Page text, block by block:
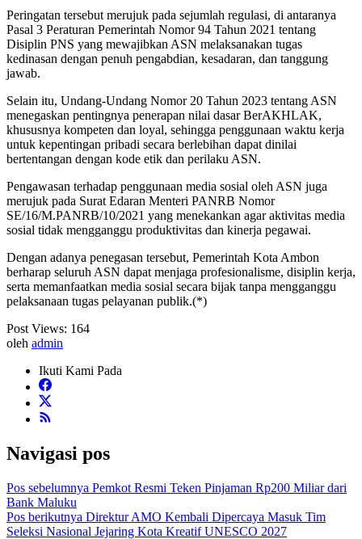
Peringatan tersebut merujuk pada sejumlah regulasi, di antaranya
Pasal 3 Peraturan Pemerintah Nomor 94 Tahun 2021 tentang
Disiplin PNS yang mewajibkan ASN melaksanakan tugas
kedinasan dengan penuh pengabdian, kesadaran, dan tanggung
jawab.
Selain itu, Undang-Undang Nomor 20 Tahun 2023 tentang ASN
menegaskan pentingnya penerapan nilai dasar BerAKHLAK,
khususnya kompeten dan loyal, sehingga penggunaan waktu kerja
untuk kepentingan pribadi secara berlebihan dapat dinilai
bertentangan dengan kode etik dan perilaku ASN.
Pengawasan terhadap penggunaan media sosial oleh ASN juga
merujuk pada Surat Edaran Menteri PANRB Nomor
SE/16/M.PANRB/10/2021 yang menekankan agar aktivitas media
sosial tidak mengganggu produktivitas dan kinerja pegawai.
Dengan adanya penegasan tersebut, Pemerintah Kota Ambon
berharap seluruh ASN dapat menjaga profesionalisme, disiplin kerja,
serta memanfaatkan media sosial secara bijak tanpa mengganggu
pelaksanaan tugas pelayanan publik.(*)
Post Views: 164
oleh admin
Ikuti Kami Pada
Navigasi pos
Pos sebelumnya Pemkot Resmi Teken Pinjaman Rp200 Miliar dari
Bank Maluku
Pos berikutnya Direktur AMO Kembali Dipercaya Masuk Tim
Seleksi Nasional Jejaring Kota Kreatif UNESCO 2027